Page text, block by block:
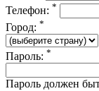
Телефон: *
Город: *
Пароль: *
Пароль должен